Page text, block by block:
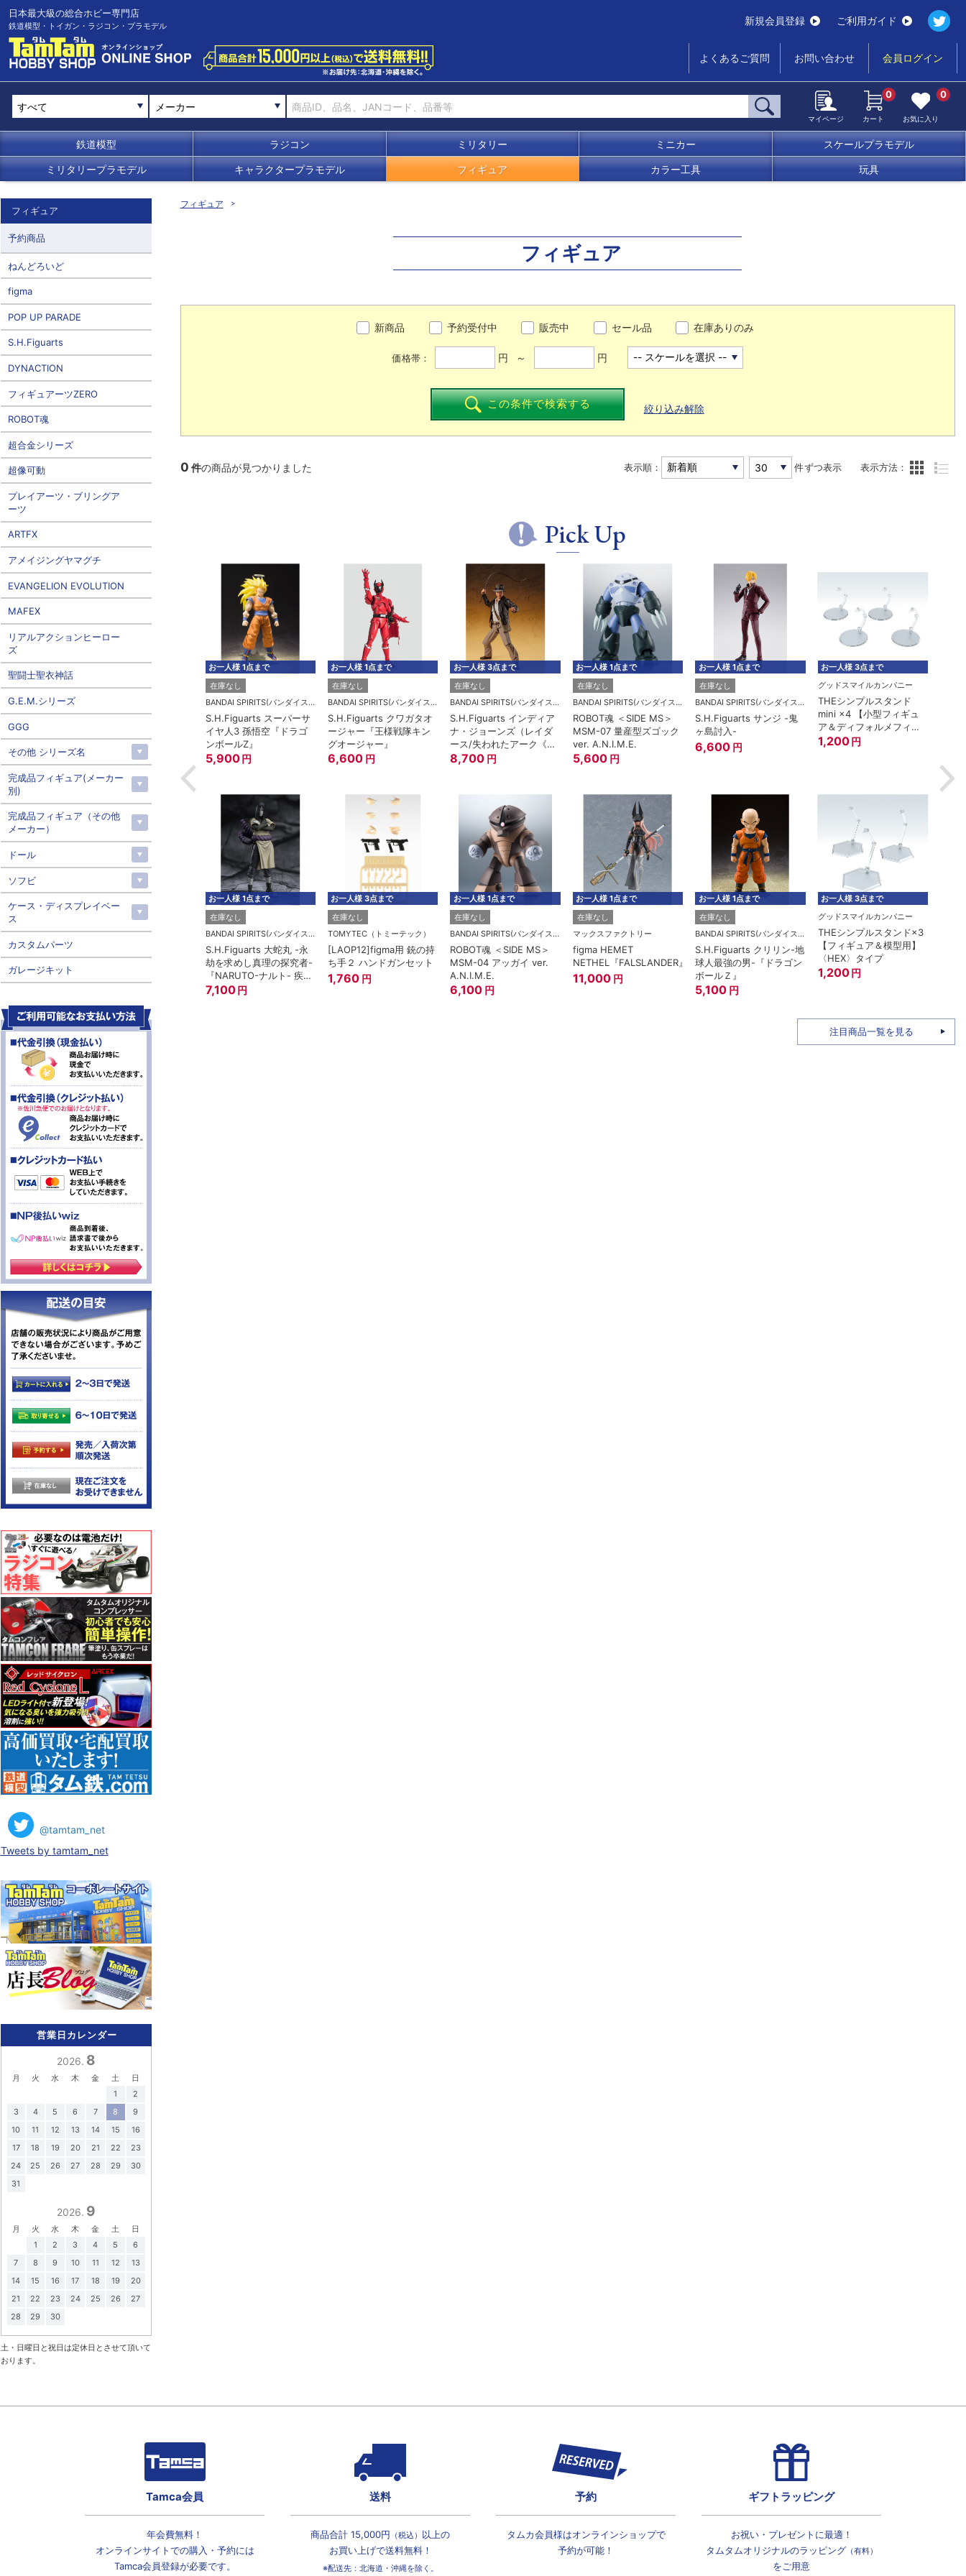
日本最大級の総合ホビー専門店
鉄道模型・トイガン・ラジコン・プラモデル 新規会員登録 ご利用ガイド
よくあるご質問 お問い合わせ 会員ログイン
メーカー
マイページ カート
0
お気に入り
0
鉄道模型 ラジコン ミリタリー ミニカー スケールプラモデル
ミリタリープラモデル キャラクタープラモデル フィギュア カラー工具 玩具
フィギュア
フィギュア
新商品 予約受付中 販売中 セール品 在庫ありのみ
価格帯： 円 ～ 円
この条件で検索する 絞り込み解除
0 件の商品が見つかりました 表示順： 件ずつ表示 表示方法：
Pick Up
お一人様 1点まで
在庫なし
BANDAI SPIRITS(バンダイスピリッツ)
S.H.Figuarts スーパーサ
イヤ人3 孫悟空『ドラゴ
ンボールZ』
5,900 円
お一人様 1点まで
在庫なし
BANDAI SPIRITS(バンダイスピリッツ)
S.H.Figuarts クワガタオ
ージャー『王様戦隊キン
グオージャー』
6,600 円
お一人様 3点まで
在庫なし
BANDAI SPIRITS(バンダイスピリッツ)
S.H.Figuarts インディア
ナ・ジョーンズ（レイダ
ース/失われたアーク《聖
櫃》）
8,700 円
お一人様 1点まで
在庫なし
BANDAI SPIRITS(バンダイスピリッツ)
ROBOT魂 ＜SIDE MS＞
MSM-07 量産型ズゴック
ver. A.N.I.M.E.
5,600 円
お一人様 1点まで
在庫なし
BANDAI SPIRITS(バンダイスピリッツ)
S.H.Figuarts サンジ -鬼
ヶ島討入-
6,600 円
お一人様 3点まで
グッドスマイルカンパニー
THEシンプルスタンド
mini ×4 【小型フィギュ
ア＆ディフォルメフィギ
ュア用】
1,200 円
お一人様 1点まで
在庫なし
BANDAI SPIRITS(バンダイスピリッツ)
S.H.Figuarts 大蛇丸 -永
劫を求めし真理の探究者-
『NARUTO-ナルト- 疾風
伝』
7,100 円
お一人様 3点まで
在庫なし
TOMYTEC（トミーテック）
[LAOP12]figma用 銃の持
ち手２ ハンドガンセット
1,760 円
お一人様 1点まで
在庫なし
BANDAI SPIRITS(バンダイスピリッツ)
ROBOT魂 ＜SIDE MS＞
MSM-04 アッガイ ver.
A.N.I.M.E.
6,100 円
お一人様 1点まで
在庫なし
マックスファクトリー
figma HEMET
NETHEL『FALSLANDER』
11,000 円
お一人様 1点まで
在庫なし
BANDAI SPIRITS(バンダイスピリッツ)
S.H.Figuarts クリリン-地
球人最強の男-『ドラゴン
ボールＺ』
5,100 円
お一人様 3点まで
グッドスマイルカンパニー
THEシンプルスタンド×3
【フィギュア＆模型用】
〈HEX〉タイプ
1,200 円
注目商品一覧を見る
フィギュア
予約商品
ねんどろいど
figma
POP UP PARADE
S.H.Figuarts
DYNACTION
フィギュアーツZERO
ROBOT魂
超合金シリーズ
超像可動
プレイアーツ・ブリングア
ーツ
ARTFX
アメイジングヤマグチ
EVANGELION EVOLUTION
MAFEX
リアルアクションヒーロー
ズ
聖闘士聖衣神話
G.E.M.シリーズ
GGG
その他 シリーズ名
完成品フィギュア(メーカー
別)
完成品フィギュア（その他
メーカー）
ドール
ソフビ
ケース・ディスプレイベー
ス
カスタムパーツ
ガレージキット
@tamtam_net
Tweets by tamtam_net
営業日カレンダー
2026. 8
月 火 水 木 金 土
日
1
2
3
4 5 6 7 8
9
10
11 12 13 14 15
16
17
18 19 20 21 22
23
24
25 26 27 28 29
30
31
2026. 9
月 火 水 木 金 土
日
1
2 3 4 5
6
7
8 9 10 11 12
13
14
15 16 17 18 19
20
21
22 23 24 25 26
27
28
29 30
土・日曜日と祝日は定休日とさせて頂いて
おります。
Tamca会員
年会費無料！
オンラインサイトでの購入・予約には
Tamca会員登録が必要です。
送料
商品合計 15,000円 （税込） 以上の
お買い上げで送料無料！
※配送先：北海道・沖縄を除く。
予約
タムカ会員様はオンラインショップで
予約が可能！
ギフトラッピング
お祝い・プレゼントに最適！
タムタムオリジナルのラッピング（有料）
をご用意